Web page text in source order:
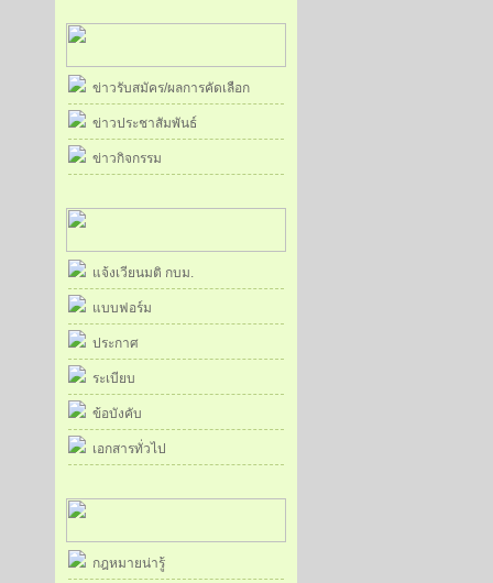
ข่าวรับสมัคร/ผลการคัดเลือก
ข่าวประชาสัมพันธ์
ข่าวกิจกรรม
แจ้งเวียนมติ กบม.
แบบฟอร์ม
ประกาศ
ระเบียบ
ข้อบังคับ
เอกสารทั่วไป
กฎหมายน่ารู้